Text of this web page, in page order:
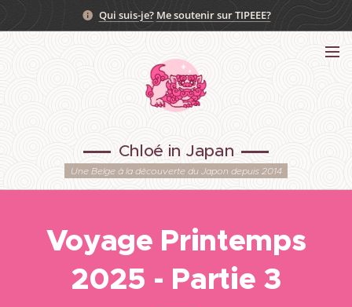
Qui suis-je? Me soutenir sur TIPEEE?
Chloé in Japan
Une Belge à la découverte du Japon depuis 2014
Voyage Printemps
2025 - Partie 3